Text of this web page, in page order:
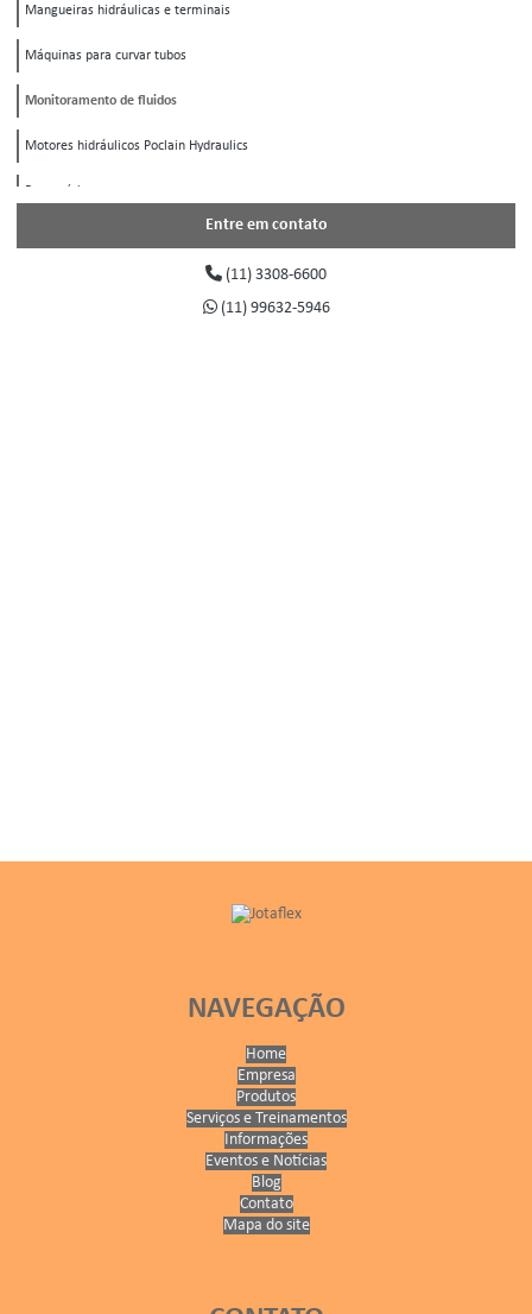
Mangueiras hidráulicas e terminais
Máquinas para curvar tubos
Monitoramento de fluidos
Motores hidráulicos Poclain Hydraulics
Entre em contato
(11) 3308-6600
(11) 99632-5946
NAVEGAÇÃO
Home
Empresa
Produtos
Serviços e Treinamentos
Informações
Eventos e Notícias
Blog
Contato
Mapa do site